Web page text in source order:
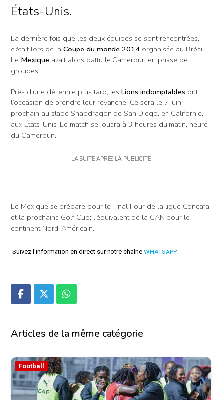
États-Unis.
La dernière fois que les deux équipes se sont rencontrées,
c’était lors de la Coupe du monde 2014 organisée au Brésil.
Le Mexique avait alors battu le Cameroun en phase de
groupes.
Près d’une décennie plus tard, les Lions indomptables ont
l’occasion de prendre leur revanche. Ce sera le 7 juin
prochain au stade Snapdragon de San Diego, en Californie,
aux États-Unis. Le match se jouera à 3 heures du matin, heure
du Cameroun.
LA SUITE APRÈS LA PUBLICITÉ
Le Mexique se prépare pour le Final Four de la ligue Concafa
et la prochaine Golf Cup; l’équivalent de la CAN pour le
continent Nord-Américain.
Suivez l'information en direct sur notre chaîne WHATSAPP
Articles de la même catégorie
Football